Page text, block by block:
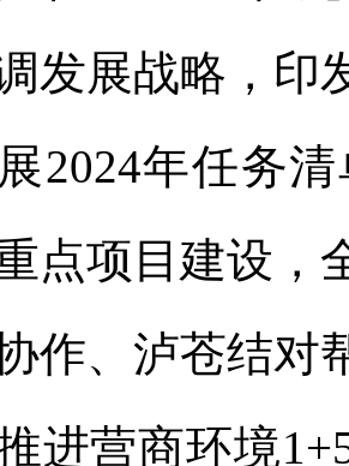
发展战略， 印
2024年任务
点项目建设，
作、泸苍结对
进营商环境